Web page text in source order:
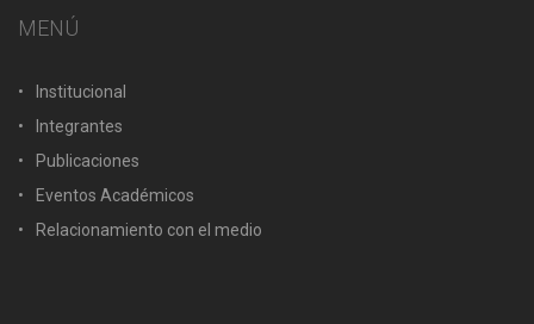
MENÚ
Institucional
Integrantes
Publicaciones
Eventos Académicos
Relacionamiento con el medio